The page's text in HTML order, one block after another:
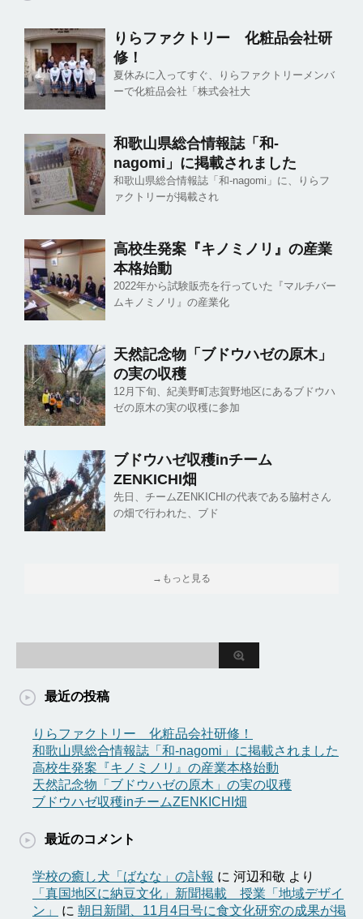
りらファクトリー 化粧品会社研
修！
夏休みに入ってすぐ、りらファクトリーメンバ
ーで化粧品会社「株式会社大
和歌山県総合情報誌「和-
nagomi」に掲載されました
和歌山県総合情報誌「和-nagomi」に、りらフ
ァクトリーが掲載され
高校生発案『キノミノリ』の産業
本格始動
2022年から試験販売を行っていた『マルチバー
ムキノミノリ』の産業化
天然記念物「ブドウハゼの原木」
の実の収穫
12月下旬、紀美野町志賀野地区にあるブドウハ
ゼの原木の実の収穫に参加
ブドウハゼ収穫inチーム
ZENKICHI畑
先日、チームZENKICHIの代表である脇村さん
の畑で行われた、ブド
→もっと見る
最近の投稿
りらファクトリー 化粧品会社研修！
和歌山県総合情報誌「和-nagomi」に掲載されました
高校生発案『キノミノリ』の産業本格始動
天然記念物「ブドウハゼの原木」の実の収穫
ブドウハゼ収穫inチームZENKICHI畑
最近のコメント
学校の癒し犬「ばなな」の訃報 に 河辺和敬 より
「真国地区に納豆文化」新聞掲載 授業「地域デザイ
ン」
に 朝日新聞、11月4日号に食文化研究の成果が掲